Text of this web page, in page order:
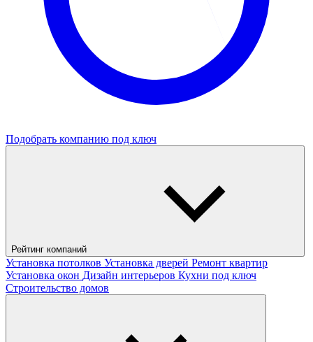
Подобрать компанию под ключ
Рейтинг компаний
Установка потолков Установка дверей Ремонт квартир
Установка окон Дизайн интерьеров Кухни под ключ
Строительство домов